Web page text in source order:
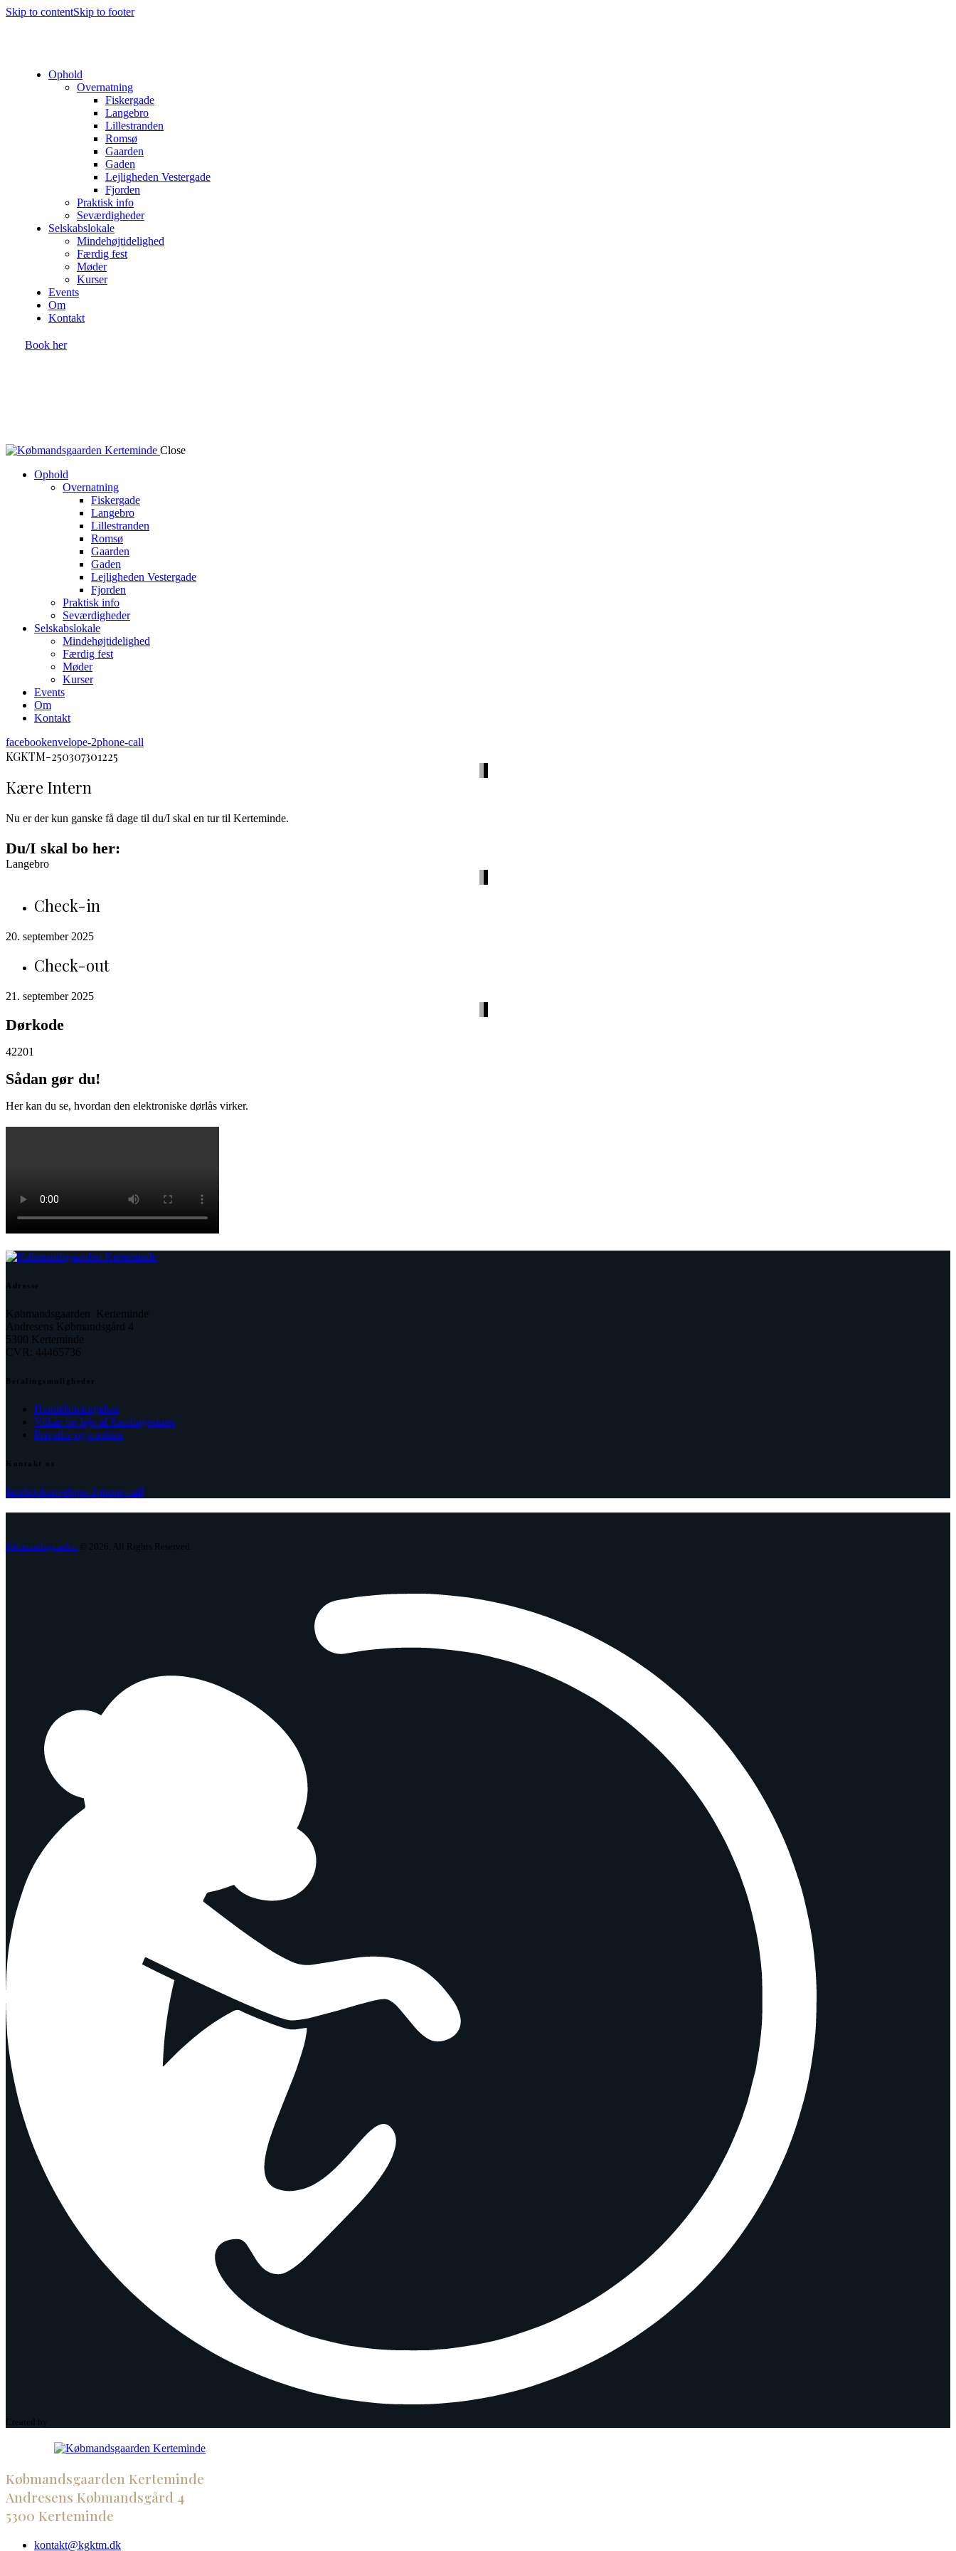
Skip to contentSkip to footer
Ophold
Overnatning
Fiskergade
Langebro
Lillestranden
Romsø
Gaarden
Gaden
Lejligheden Vestergade
Fjorden
Praktisk info
Seværdigheder
Selskabslokale
Mindehøjtidelighed
Færdig fest
Møder
Kurser
Events
Om
Kontakt
Book her
Close
Ophold
Overnatning
Fiskergade
Langebro
Lillestranden
Romsø
Gaarden
Gaden
Lejligheden Vestergade
Fjorden
Praktisk info
Seværdigheder
Selskabslokale
Mindehøjtidelighed
Færdig fest
Møder
Kurser
Events
Om
Kontakt
facebookenvelope-2phone-call
KGKTM-250307301225
Kære Intern
Nu er der kun ganske få dage til du/I skal en tur til Kerteminde.
Du/I skal bo her:
Langebro
Check-in
20. september 2025
Check-out
21. september 2025
Dørkode
42201
Sådan gør du!
Her kan du se, hvordan den elektroniske dørlås virker.
Adresse
Købmandsgaarden Kerteminde
Andresens Købmandsgård 4
5300 Kerteminde
CVR: 44465736
Betalingsmuligheder
Handelsbetingelser
Vilkår for leje af Samlingsstuen
Privatliv og cookies
Kontakt os
facebookenvelope-2phone-call
Købmandsgaarden © 2026. All Rights Reserved.
Created by
Købmandsgaarden Kerteminde
Andresens Købmandsgård 4
5300 Kerteminde
kontakt@kgktm.dk